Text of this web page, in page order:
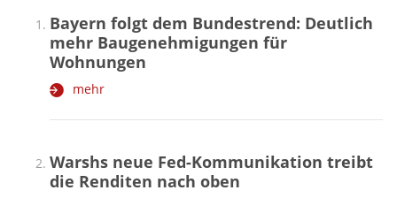
Bayern folgt dem Bundestrend: Deutlich
mehr Baugenehmigungen für
Wohnungen
mehr
Warshs neue Fed-Kommunikation treibt
die Renditen nach oben